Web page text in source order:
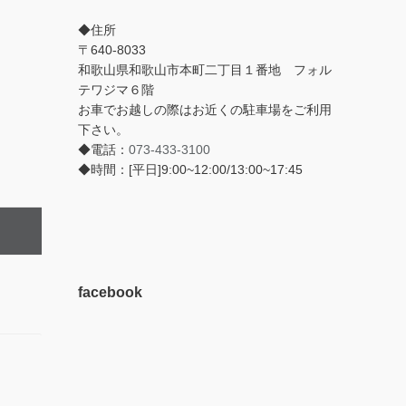
◆住所
〒640-8033
和歌山県和歌山市本町二丁目１番地 フォル
テワジマ６階
お車でお越しの際はお近くの駐車場をご利用
下さい。
◆電話： 073-433-3100
◆時間：[平日]9:00~12:00/13:00~17:45
facebook